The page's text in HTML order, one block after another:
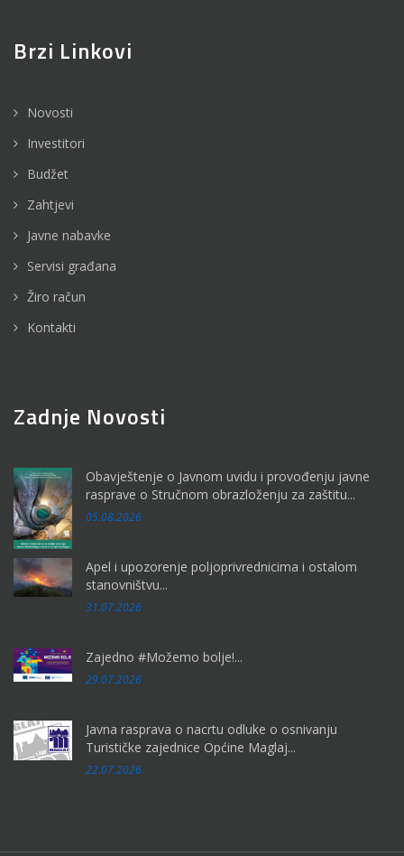
Brzi Linkovi
Novosti
Investitori
Budžet
Zahtjevi
Javne nabavke
Servisi građana
Žiro račun
Kontakti
Zadnje Novosti
Obavještenje o Javnom uvidu i provođenju javne
rasprave o Stručnom obrazloženju za zaštitu...
05.08.2026
Apel i upozorenje poljoprivrednicima i ostalom
stanovništvu...
31.07.2026
Zajedno #Možemo bolje!...
29.07.2026
Javna rasprava o nacrtu odluke o osnivanju
Turističke zajednice Općine Maglaj...
22.07.2026